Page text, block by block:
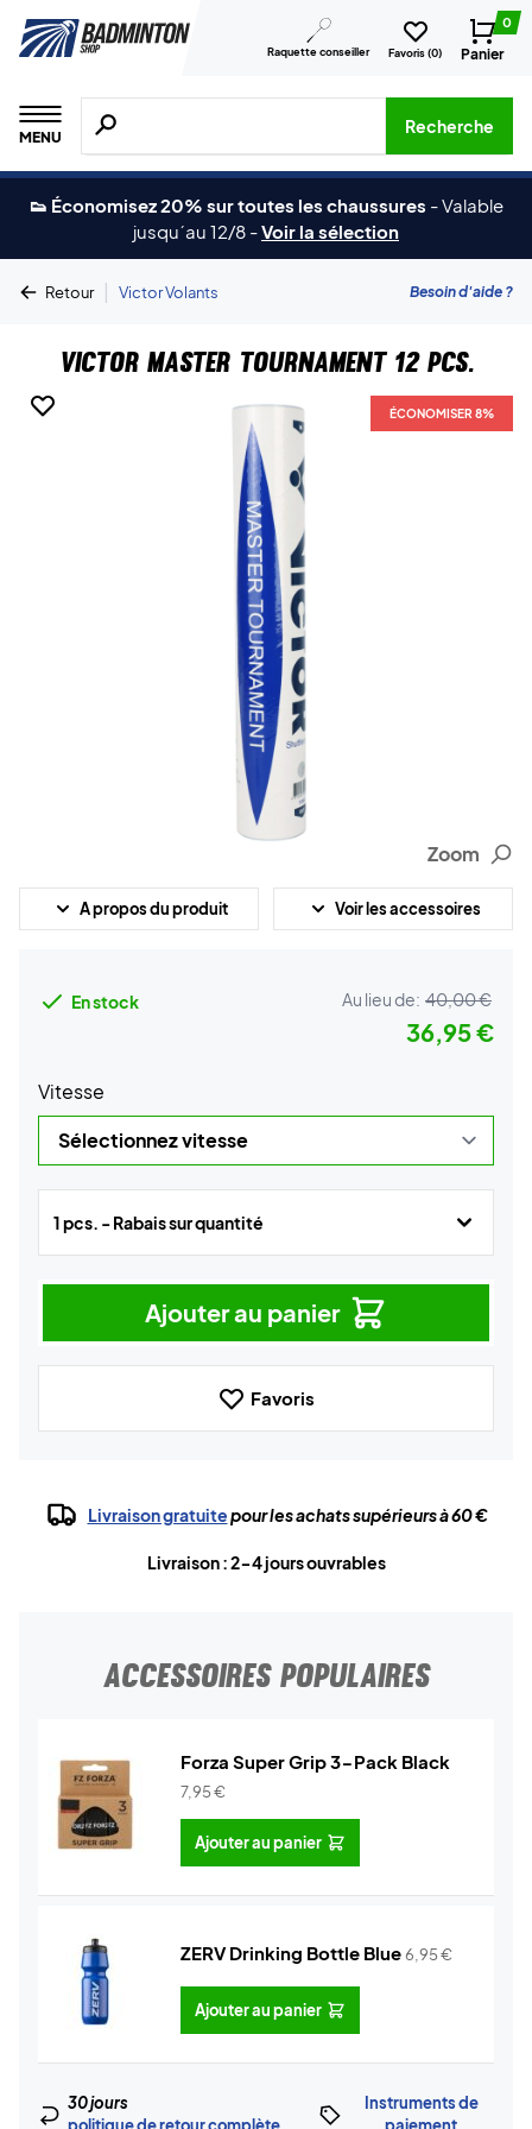
Raquette conseiller Favoris (0)
0
Panier
MENU
Recherche de produits, de marques, etc.
Recherche
👟 Économisez 20% sur toutes les chaussures -Valable
jusqu´au 12/8 -Voir la sélection
Retour | Victor Volants Besoin d'aide ?
Victor Master Tournament 12 pcs.
ÉCONOMISER 8%
Zoom
A propos du produit Voir les accessoires
En stock Au lieu de: 40,00 €
36,95 €
Vitesse
1 pcs. - Rabais sur quantité
Ajouter au panier
Favoris
Livraison gratuitepour les achats supérieurs à 60 €
Livraison : 2-4 jours ouvrables
ACCESSOIRES POPULAIRES
Forza Super Grip 3-Pack Black
7,95€
Ajouter au panier
ZERV Drinking Bottle Blue6,95€
Ajouter au panier
30 jours
Instruments de